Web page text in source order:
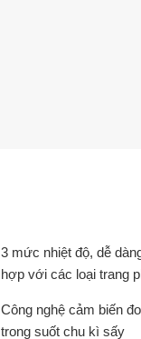
3 mức nhiệt độ, dễ
hợp với các loại trang
Công nghệ cảm biến
trong suốt chu kì sấy